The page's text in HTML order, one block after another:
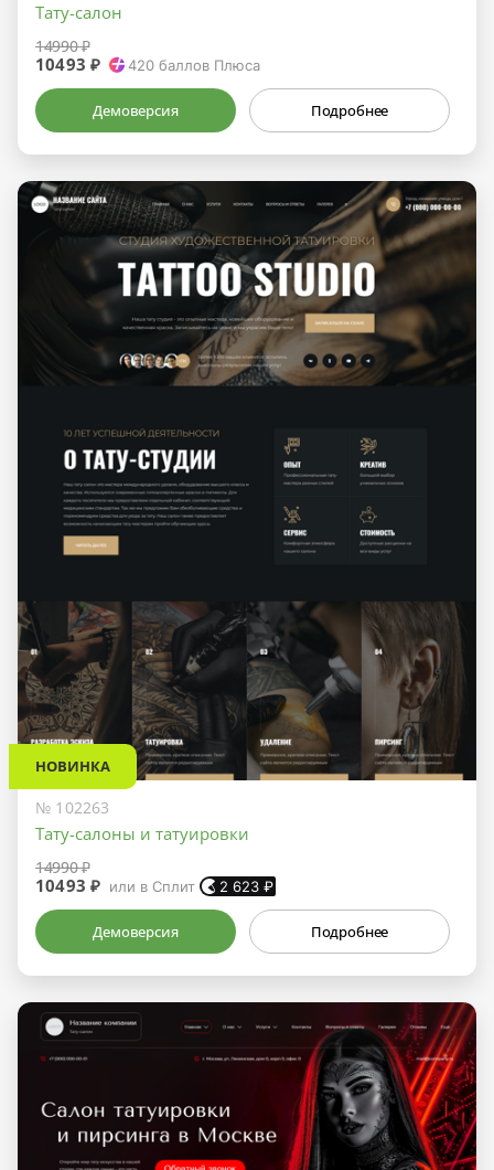
Тату-салон
14990 ₽
10493 ₽ 420 баллов Плюса
Демоверсия Подробнее
НОВИНКА
№ 102263
Тату-салоны и татуировки
14990 ₽
10493 ₽ или в Сплит 2 623 ₽
Демоверсия Подробнее